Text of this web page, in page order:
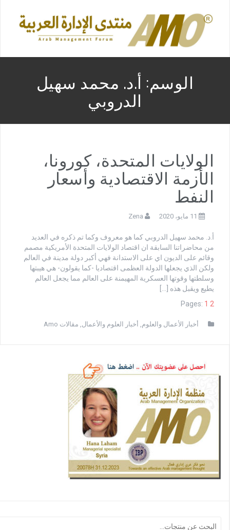
الوسم: أ.د. محمد سهيل
الدروبي
الولايات المتحدة، كورونا،
الأزمة الاقتصادية وأسعار
النفط
11 مايو، 2020 Zena
أ.د. محمد سهيل الدروبي كما هو معروف وكما تم ذكره في العديد
من محاضراتنا السابقة ان اقتصاد الولايات المتحدة الأمريكية مصمم
وقائم على الديون اي على الاستدانة فهي أكبر دولة مدينة في العالم
ولكن الذي يجعلها الدولة العظمى اقتصاديا -كما يقولون- هي هيبتها
وسلطتها وقوتها العسكرية المهيمنة على العالم مما يجعل العالم
يطيع ويقبل هذه […]
Pages:1 2
أخبار الأعمال والعلوم, أخبار العلوم والأعمال , مقالات Amo